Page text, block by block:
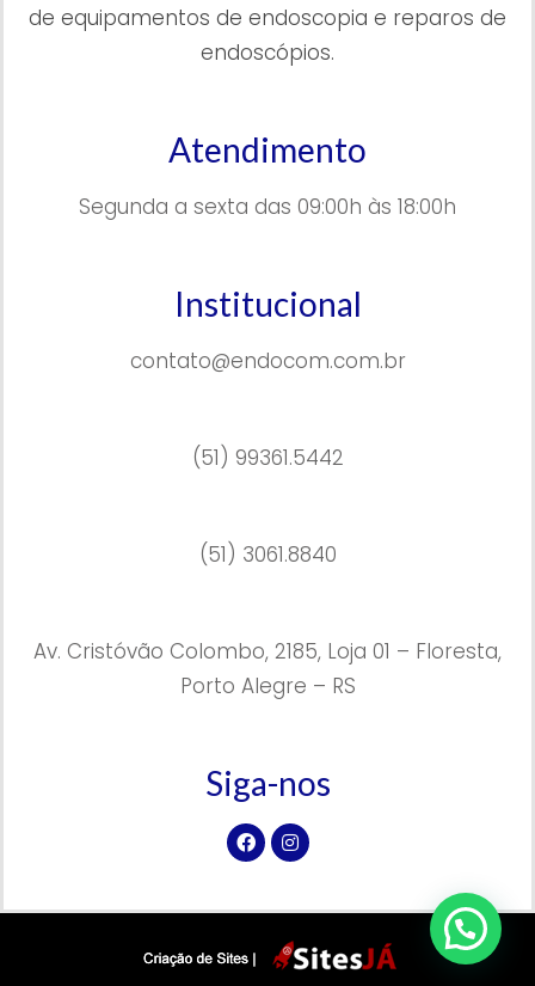
de equipamentos de endoscopia e reparos de
endoscópios.
Atendimento
Segunda a sexta das 09:00h às 18:00h
Institucional
contato@endocom.com.br
(51) 99361.5442
(51) 3061.8840
Av. Cristóvão Colombo, 2185, Loja 01 – Floresta,
Porto Alegre – RS
Siga-nos